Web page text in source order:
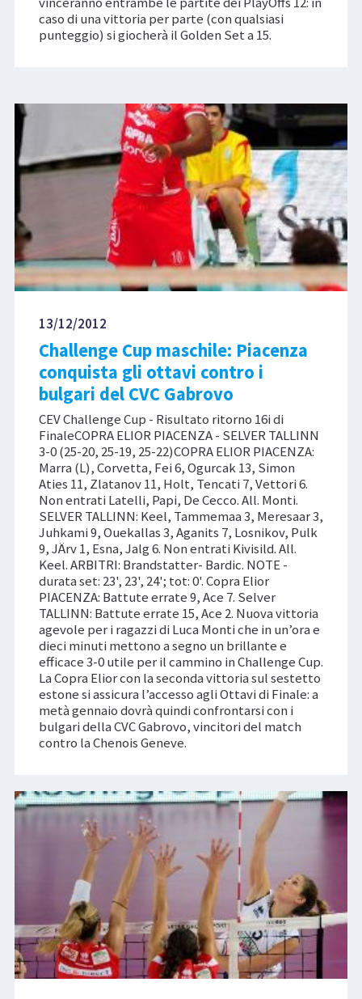
caso di una vittoria per parte (con qualsiasi
punteggio) si giocherà il Golden Set a 15.
13/12/2012
Challenge Cup maschile: Piacenza
conquista gli ottavi contro i
bulgari del CVC Gabrovo
CEV Challenge Cup - Risultato ritorno 16i di
FinaleCOPRA ELIOR PIACENZA - SELVER TALLINN
3-0 (25-20, 25-19, 25-22)COPRA ELIOR PIACENZA:
Marra (L), Corvetta, Fei 6, Ogurcak 13, Simon
Aties 11, Zlatanov 11, Holt, Tencati 7, Vettori 6.
Non entrati Latelli, Papi, De Cecco. All. Monti.
SELVER TALLINN: Keel, Tammemaa 3, Meresaar 3,
Juhkami 9, Ouekallas 3, Aganits 7, Losnikov, Pulk
9, JÄrv 1, Esna, Jalg 6. Non entrati Kivisild. All.
Keel. ARBITRI: Brandstatter- Bardic. NOTE -
durata set: 23', 23', 24'; tot: 0'. Copra Elior
PIACENZA: Battute errate 9, Ace 7. Selver
TALLINN: Battute errate 15, Ace 2. Nuova vittoria
agevole per i ragazzi di Luca Monti che in un’ora e
dieci minuti mettono a segno un brillante e
efficace 3-0 utile per il cammino in Challenge Cup.
La Copra Elior con la seconda vittoria sul sestetto
estone si assicura l’accesso agli Ottavi di Finale: a
metà gennaio dovrà quindi confrontarsi con i
bulgari della CVC Gabrovo, vincitori del match
contro la Chenois Geneve.